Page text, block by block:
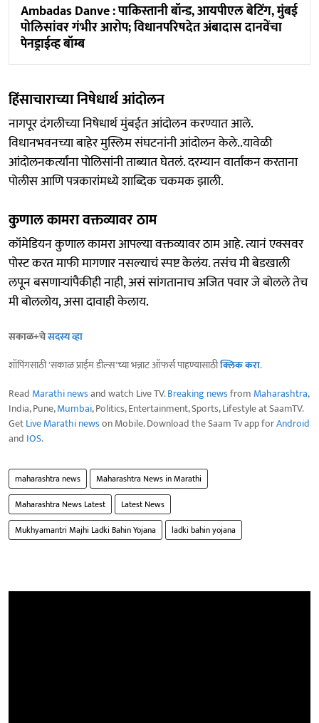
Ambadas Danve : पाकिस्तानी बॉन्ड, आयपीएल बेटिंग, मुंबई
पोलिसांवर गंभीर आरोप; विधानपरिषदेत अंबादास दानवेंचा
पेनड्राईव्ह बॉम्ब
हिंसाचाराच्या निषेधार्थ आंदोलन
नागपूर दंगलीच्या निषेधार्थ मुंबईत आंदोलन करण्यात आले.
विधानभवनच्या बाहेर मुस्लिम संघटनांनी आंदोलन केले..यावेळी
आंदोलनकर्त्यांना पोलिसांनी ताब्यात घेतलं. दरम्यान वार्तांकन करताना
पोलीस आणि पत्रकारांमध्ये शाब्दिक चकमक झाली.
कुणाल कामरा वक्तव्यावर ठाम
कॉमेडियन कुणाल कामरा आपल्या वक्तव्यावर ठाम आहे. त्यानं एक्सवर
पोस्ट करत माफी मागणार नसल्याचं स्पष्ट केलंय. तसंच मी बेडखाली
लपून बसणाऱ्यांपैकीही नाही, असं सांगतानाच अजित पवार जे बोलले तेच
मी बोललोय, असा दावाही केलाय.
सकाळ+चेसदस्य व्हा
शॉपिंगसाठी 'सकाळ प्राईम डील्स'च्या भन्नाट ऑफर्स पाहण्यासाठीक्लिक करा.
Read Marathi newsand watch Live TV.Breaking newsfrom Maharashtra,
India, Pune,Mumbai, Politics, Entertainment, Sports, Lifestyle at SaamTV.
GetLive Marathi newson Mobile. Download the Saam Tv app forAndroid
and IOS.
maharashtra news
Maharashtra News in Marathi
Maharashtra News Latest
Latest News
Mukhyamantri Majhi Ladki Bahin Yojana
ladki bahin yojana